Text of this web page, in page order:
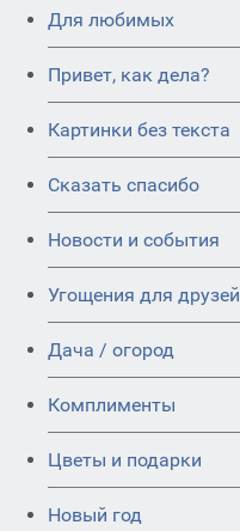
Для любимых
Привет, как дела?
Картинки без текста
Сказать спасибо
Новости и события
Угощения для друзей
Дача / огород
Комплименты
Цветы и подарки
Новый год